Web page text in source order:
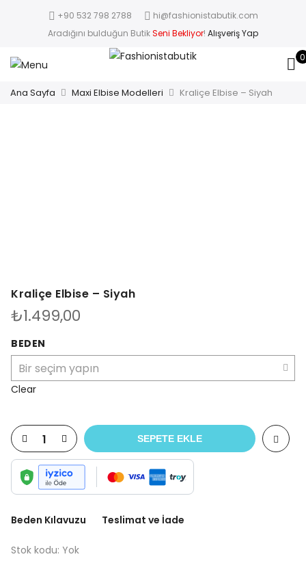
+90 532 798 2788
hi@fashionistabutik.com
Aradığını bulduğun ButikSeni Bekliyor! Alışveriş Yap
0
Ana Sayfa Maxi Elbise Modelleri Kraliçe Elbise – Siyah
Kraliçe Elbise – Siyah
₺1.499,00
BEDEN
Clear
SEPETE EKLE
Beden Kılavuzu Teslimat ve İade
Stok kodu: Yok